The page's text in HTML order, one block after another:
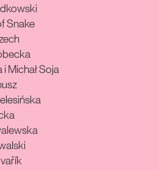
Snake
i Michał Soja